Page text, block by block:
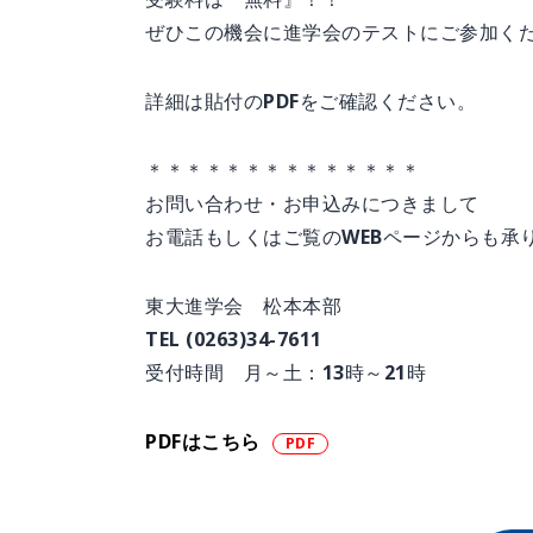
ぜひこの機会に進学会のテストにご参加くだ
詳細は貼付のPDFをご確認ください。
＊＊＊＊＊＊＊＊＊＊＊＊＊＊
お問い合わせ・お申込みにつきまして
お電話もしくはご覧のWEBページからも承
東大進学会 松本本部
TEL (0263)34-7611
受付時間 月～土：13時～21時
PDFはこちら